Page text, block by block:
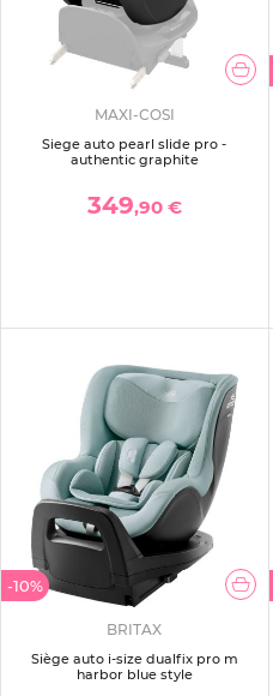
MAXI-COSI
Siege auto pearl slide pro -
authentic graphite
349,90 €
-10%
BRITAX
Siège auto i-size dualfix pro m
harbor blue style